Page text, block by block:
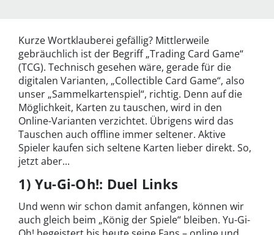
Kurze Wortklauberei gefällig? Mittlerweile
gebräuchlich ist der Begriff „Trading Card Game“
(TCG). Technisch gesehen wäre, gerade für die
digitalen Varianten, „Collectible Card Game“, also
unser „Sammelkartenspiel“, richtig. Denn auf die
Möglichkeit, Karten zu tauschen, wird in den
Online-Varianten verzichtet. Übrigens wird das
Tauschen auch offline immer seltener. Aktive
Spieler kaufen sich seltene Karten lieber direkt. So,
jetzt aber...
1) Yu-Gi-Oh!: Duel Links
Und wenn wir schon damit anfangen, können wir
auch gleich beim „König der Spiele“ bleiben. Yu-Gi-